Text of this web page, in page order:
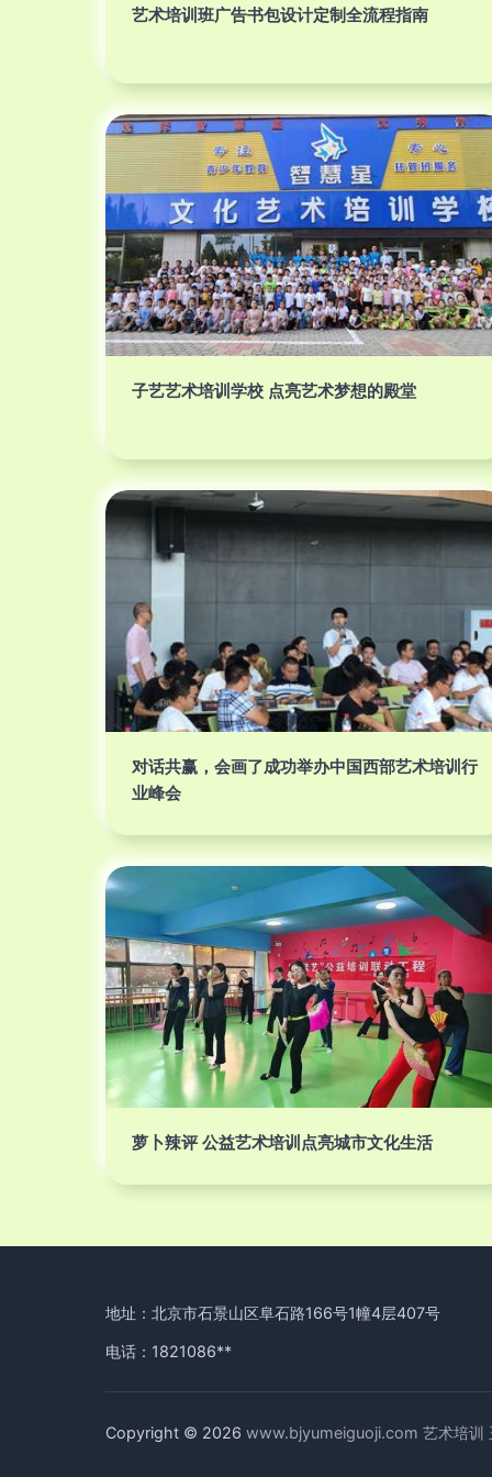
艺术培训班广告书包设计定制全流程指南
子艺艺术培训学校 点亮艺术梦想的殿堂
对话共赢，会画了成功举办中国西部艺术培训行
业峰会
萝卜辣评 公益艺术培训点亮城市文化生活
地址：北京市石景山区阜石路166号1幢4层407号
电话：1821086**
Copyright © 2026 www.bjyumeiguoji.com 艺术培训